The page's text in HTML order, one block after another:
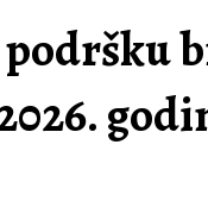
podršku